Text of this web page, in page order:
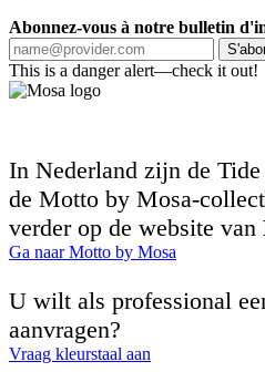
Abonnez-vous à notre bulletin
This is a danger alert—check it out!
In Nederland zijn de
de Motto by Mosa-
verder op de website van
Ga naar Motto by Mosa
U wilt als professional
aanvragen?
Vraag kleurstaal aan